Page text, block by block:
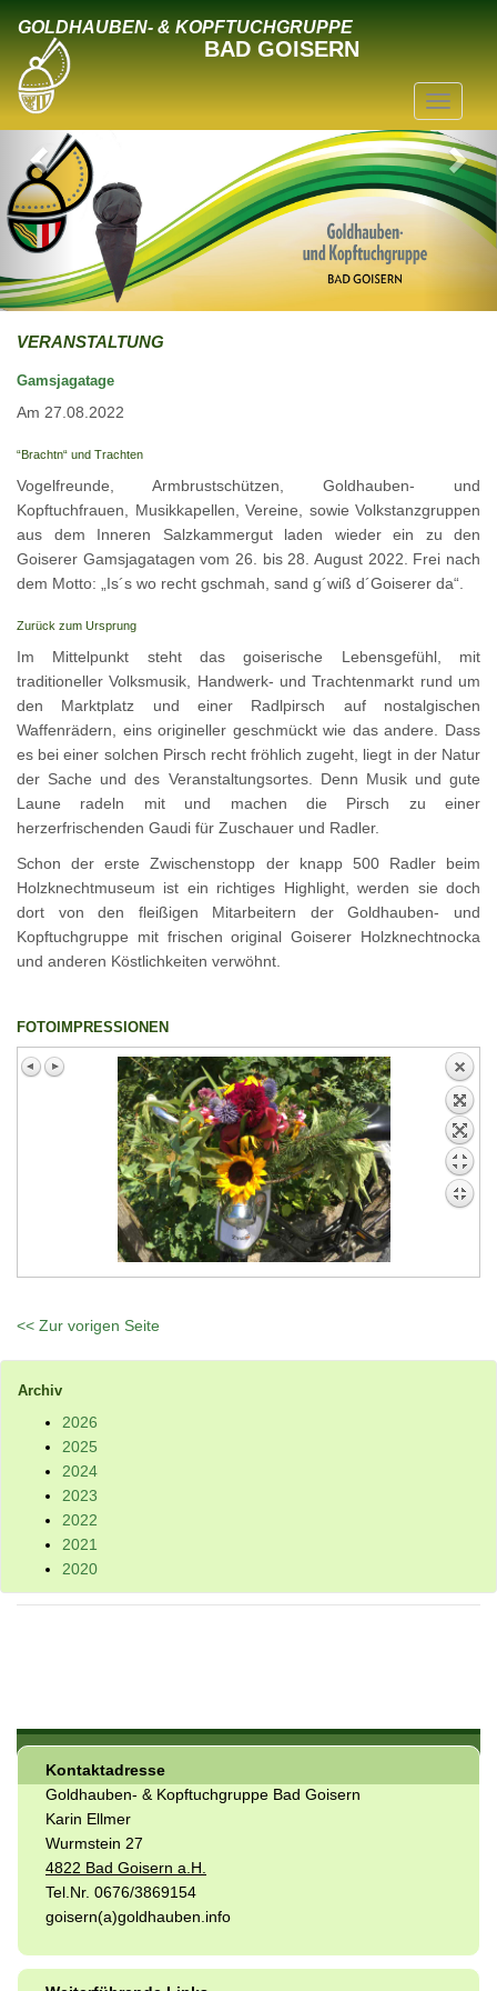
GOLDHAUBEN- & KOPFTUCHGRUPPE
BAD GOISERN
VERANSTALTUNG
Gamsjagatage
Am 27.08.2022
“Brachtn“ und Trachten
Vogelfreunde, Armbrustschützen, Goldhauben- und
Kopftuchfrauen, Musikkapellen, Vereine, sowie Volkstanzgruppen
aus dem Inneren Salzkammergut laden wieder ein zu den
Goiserer Gamsjagatagen vom 26. bis 28. August 2022. Frei nach
dem Motto: „Is´s wo recht gschmah, sand g´wiß d´Goiserer da“.
Zurück zum Ursprung
Im Mittelpunkt steht das goiserische Lebensgefühl, mit
traditioneller Volksmusik, Handwerk- und Trachtenmarkt rund um
den Marktplatz und einer Radlpirsch auf nostalgischen
Waffenrädern, eins origineller geschmückt wie das andere. Dass
es bei einer solchen Pirsch recht fröhlich zugeht, liegt in der Natur
der Sache und des Veranstaltungsortes. Denn Musik und gute
Laune radeln mit und machen die Pirsch zu einer
herzerfrischenden Gaudi für Zuschauer und Radler.
Schon der erste Zwischenstopp der knapp 500 Radler beim
Holzknechtmuseum ist ein richtiges Highlight, werden sie doch
dort von den fleißigen Mitarbeitern der Goldhauben- und
Kopftuchgruppe mit frischen original Goiserer Holzknechtnocka
und anderen Köstlichkeiten verwöhnt.
FOTOIMPRESSIONEN
<< Zur vorigen Seite
Archiv
2026
2025
2024
2023
2022
2021
2020
Kontaktadresse
Goldhauben- & Kopftuchgruppe Bad Goisern
Karin Ellmer
Wurmstein 27
4822 Bad Goisern a.H.
Tel.Nr. 0676/3869154
goisern(a)goldhauben.info